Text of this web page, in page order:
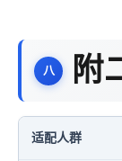
附
适配人群